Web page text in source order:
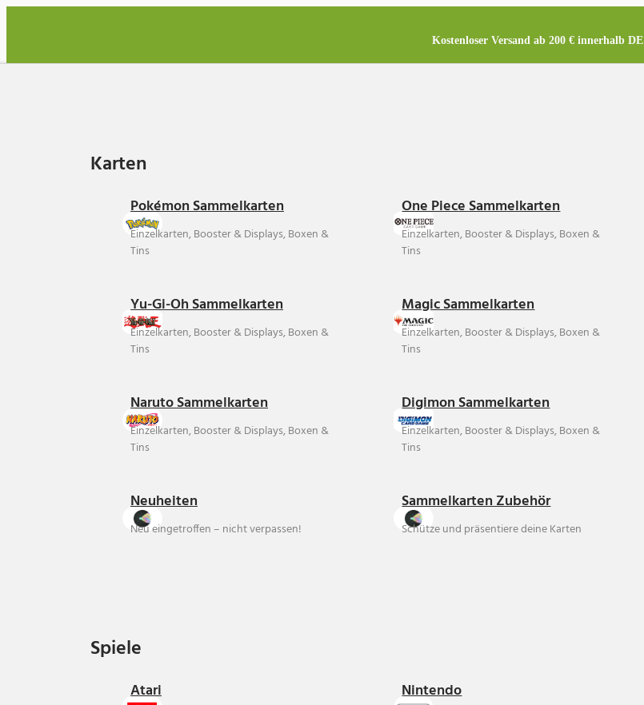
Kostenloser Versand ab 200 € innerhalb DE
Karten
Pokémon Sammelkarten
Einzelkarten, Booster & Displays, Boxen &
Tins
One Piece Sammelkarten
Einzelkarten, Booster & Displays, Boxen &
Tins
Yu-Gi-Oh Sammelkarten
Einzelkarten, Booster & Displays, Boxen &
Tins
Magic Sammelkarten
Einzelkarten, Booster & Displays, Boxen &
Tins
Naruto Sammelkarten
Einzelkarten, Booster & Displays, Boxen &
Tins
Digimon Sammelkarten
Einzelkarten, Booster & Displays, Boxen &
Tins
Neuheiten
Neu eingetroffen – nicht verpassen!
Sammelkarten Zubehör
Schütze und präsentiere deine Karten
Spiele
Atari Nintendo